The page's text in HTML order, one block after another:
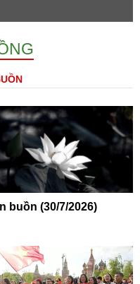
buồn (30/7/2026)